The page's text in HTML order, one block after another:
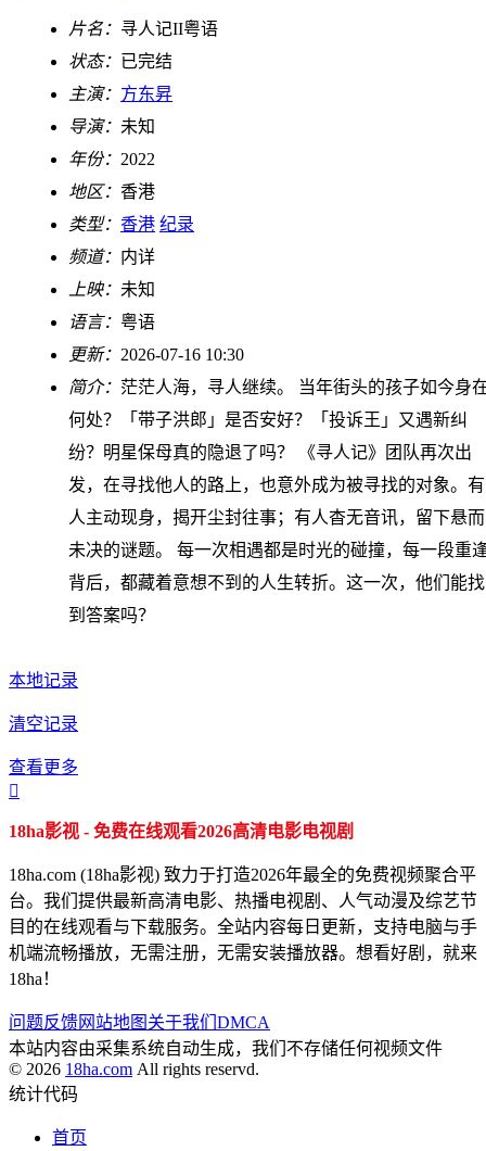
片名： 寻人记II粤语
状态： 已完结
主演： 方东昇
导演： 未知
年份： 2022
地区： 香港
类型： 香港 纪录
频道： 内详
上映： 未知
语言： 粤语
更新： 2026-07-16 10:30
简介： 茫茫人海，寻人继续。 当年街头的孩子如今身
何处？「带子洪郎」是否安好？「投诉王」又遇新纠
纷？明星保母真的隐退了吗？ 《寻人记》团队再次出
发，在寻找他人的路上，也意外成为被寻找的对象。有
人主动现身，揭开尘封往事；有人杳无音讯，留下悬而
未决的谜题。 每一次相遇都是时光的碰撞，每一段重
背后，都藏着意想不到的人生转折。这一次，他们能找
到答案吗？
本地记录
清空记录
查看更多

18ha影视 - 免费在线观看2026高清电影电视剧
18ha.com (18ha影视) 致力于打造2026年最全的免费视频聚合平
台。我们提供最新高清电影、热播电视剧、人气动漫及综艺节
目的在线观看与下载服务。全站内容每日更新，支持电脑与手
机端流畅播放，无需注册，无需安装播放器。想看好剧，就来
18ha！
问题反馈网站地图 关于我们 DMCA
本站内容由采集系统自动生成，我们不存储任何视频文件
© 2026 18ha.com All rights reservd.
统计代码
首页